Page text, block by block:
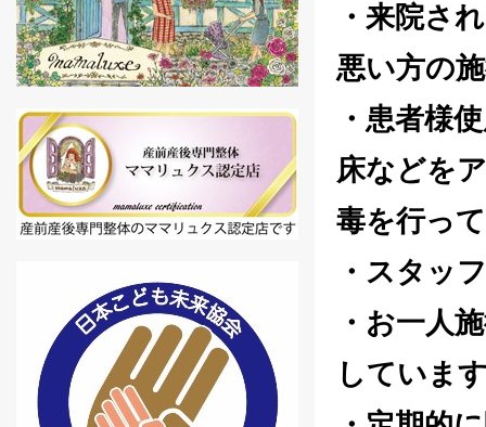
・来院さ
悪い方の
・患者様
床などを
毒を行っ
・スタッ
・お一人
していま